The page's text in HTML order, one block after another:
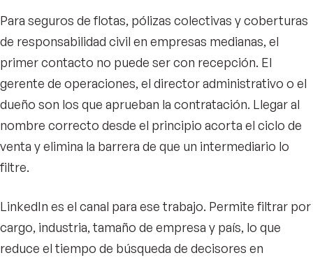
Para seguros de flotas, pólizas colectivas y coberturas
de responsabilidad civil en empresas medianas, el
primer contacto no puede ser con recepción. El
gerente de operaciones, el director administrativo o el
dueño son los que aprueban la contratación. Llegar al
nombre correcto desde el principio acorta el ciclo de
venta y elimina la barrera de que un intermediario lo
filtre.
LinkedIn es el canal para ese trabajo. Permite filtrar por
cargo, industria, tamaño de empresa y país, lo que
reduce el tiempo de búsqueda de decisores en